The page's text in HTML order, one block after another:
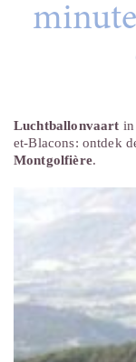
Luchtballonvaart in
et-Blacons: ontdek
Montgolfière.